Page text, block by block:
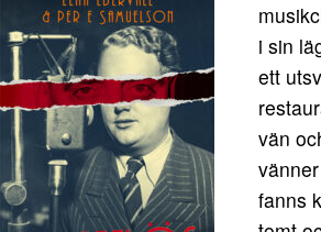
i sin
ett
vän
fanns